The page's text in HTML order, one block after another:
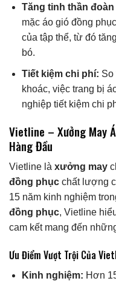
Tăng tinh thần đoàn
mặc áo gió đồng
của tập thể, từ đó
bó.
Tiết kiệm chi phí: So
khoác, việc trang bị
nghiệp tiết kiệm chi
Vietline – Xưởng May
Hàng Đầu
Vietline là xưởng may
đồng phục chất lượng
15 năm kinh nghiệm
đồng phục, Vietline
cam kết mang đến
Ưu Điểm Vượt Trội Của
Kinh nghiệm: Hơn